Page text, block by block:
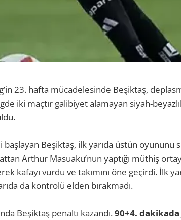
23. hafta mücadelesinde Beşiktaş,
iki maçtır galibiyet alamayan siyah-
başlayan Beşiktaş, ilk yarıda üstün oyununu
Arthur Masuaku’nun yaptığı müthiş
kafayı vurdu ve takımını öne geçirdi. İlk
da kontrolü elden bırakmadı.
Beşiktaş penaltı kazandı.90+4. dakikada